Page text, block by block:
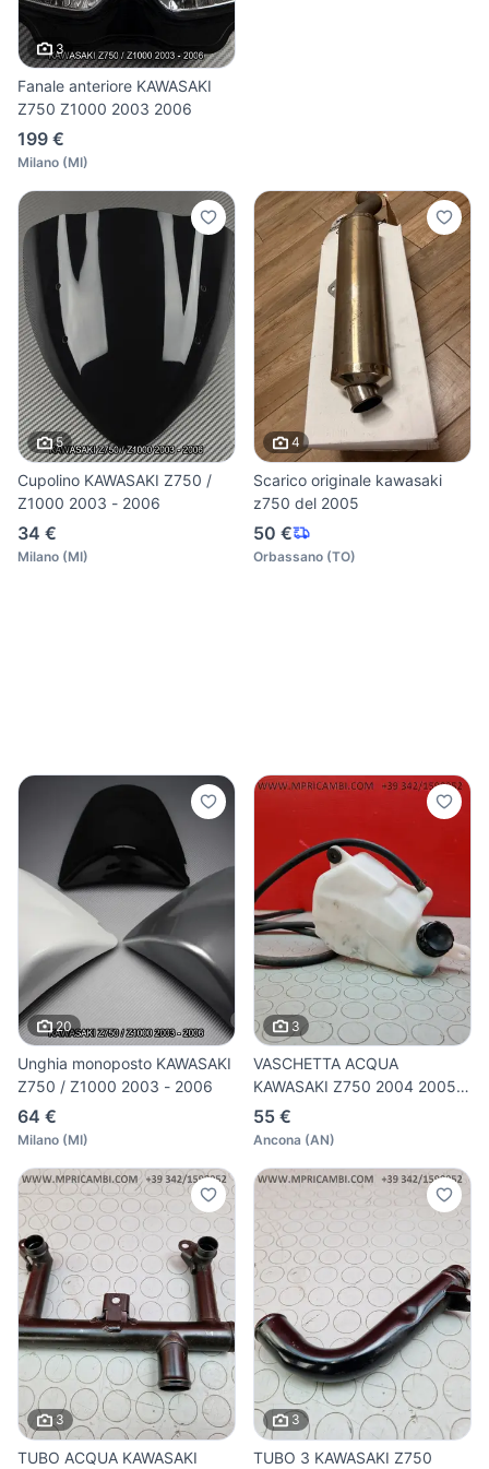
3
Fanale anteriore KAWASAKI
Z750 Z1000 2003 2006
199 €
Milano (MI)
5
Cupolino KAWASAKI Z750 /
Z1000 2003 - 2006
34 €
Milano (MI)
4
Scarico originale kawasaki
z750 del 2005
50 €
Orbassano (TO)
20
Unghia monoposto KAWASAKI
Z750 / Z1000 2003 - 2006
64 €
Milano (MI)
3
VASCHETTA ACQUA
KAWASAKI Z750 2004 2005 Z
750 2006
55 €
Ancona (AN)
3
TUBO ACQUA KAWASAKI
3
TUBO 3 KAWASAKI Z750